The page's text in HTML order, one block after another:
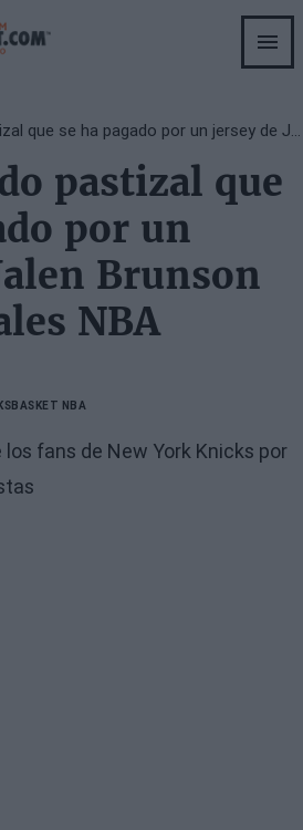
El tremendo pastizal que se ha pagado por un jersey de Jalen Brunson de las Finales NBA
pastizal que
por un
Brunson
NBA
BASKET NBA
fans de New York Knicks por